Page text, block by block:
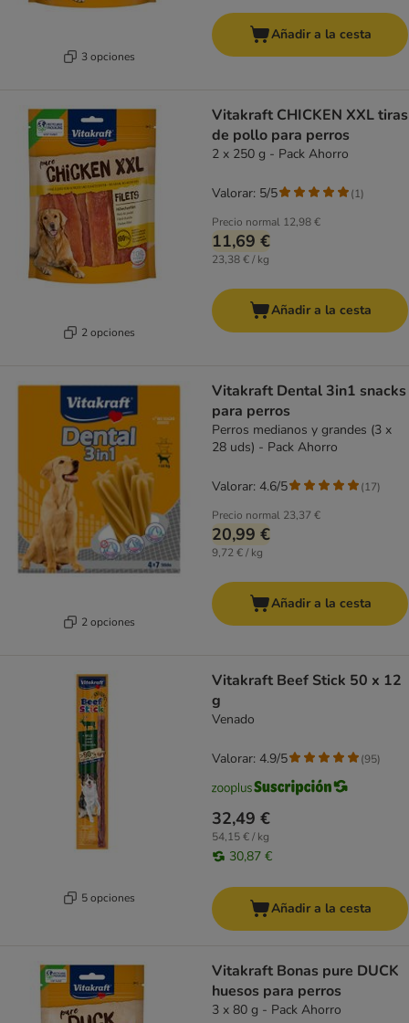
3 opciones
Añadir a la cesta
2 opciones
Vitakraft CHICKEN XXL tiras
de pollo para perros
2 x 250 g - Pack Ahorro
Precio normal 12,98 €
11,69 €
23,38 € / kg
Valorar: 5/5 (1)
Añadir a la cesta
2 opciones
Vitakraft Dental 3in1 snacks
para perros
Perros medianos y grandes (3 x
28 uds) - Pack Ahorro
Precio normal 23,37 €
20,99 €
9,72 € / kg
Valorar: 4.6/5 (17)
Añadir a la cesta
5 opciones
Vitakraft Beef Stick 50 x 12
g
Venado
32,49 €
54,15 € / kg
30,87 €
Valorar: 4.9/5 (95)
Añadir a la cesta
Vitakraft Bonas pure DUCK
huesos para perros
3 x 80 g - Pack Ahorro